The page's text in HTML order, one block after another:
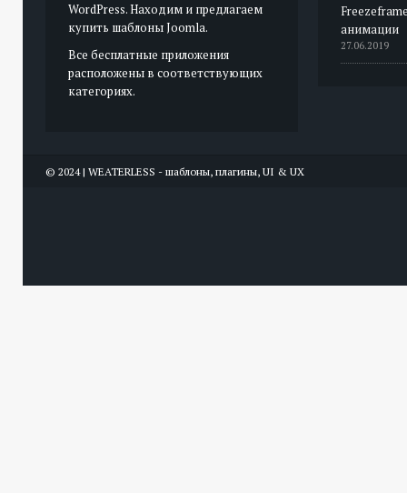
WordPress. Находим и предлагаем
купить шаблоны Joomla.
Все бесплатные приложения
расположены в соответствующих
категориях.
анимации
27.06.2019
© 2024 | WEATERLESS - шаблоны, плагины, UI & UX